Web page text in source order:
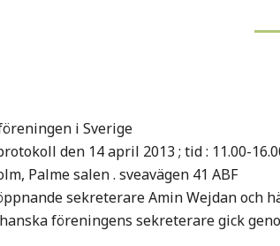
i Sverige
den 14 april 2013 ; tid : 11.00-
Palme salen . sveavägen 41 ABF
sekreterare Amin Wejdan och
föreningens sekreterare gick